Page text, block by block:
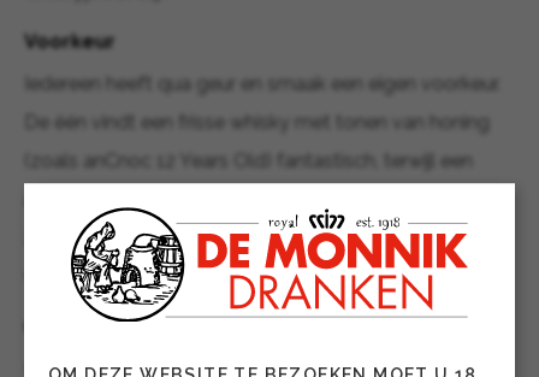
Voorkeur
Iedereen heeft qua geur en smaak een eigen voorkeur.
De één vindt een frisse whisky met tonen van honing
(zoals anCnoc 12 Years Old) fantastisch, terwijl een
zoals Old Pulteney 12 Years Old. En weer een ander
vindt eigenlijk alle whisky’s wel lekker.
Overzicht
Hieronder een overzicht van de geproefde whisky’s en